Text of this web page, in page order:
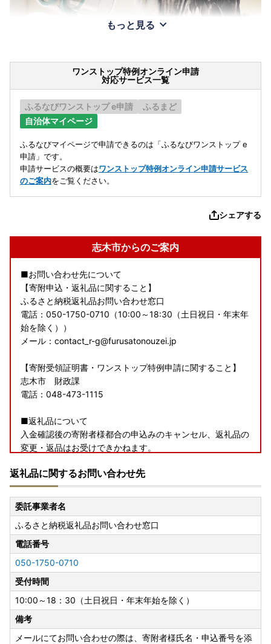
もっと見る
ワンストップ特例オンライン申請
対応サービス一覧
ふるなびワンストップ e申請
ふるまど
自治体マイページ
ふるなびマイページで申請できるのは「ふるなびワンストップ e
申請」です。
申請サービスの概要はワンストップ特例オンライン申請サービス
のご案内をご覧ください。
シェアする
志木市からのご案内
■お問い合わせ先について
【寄附申込・返礼品に関すること】
ふるさと納税返礼品お問い合わせ窓口
電話：050-1750-0710（10:00～18:30（土日祝日・年末年
始を除く））
メール：contact_r-g@furusatonouzei.jp
【寄附受領証明書・ワンストップ特例申請に関すること】
志木市 財政課
電話：048-473-1115
■返礼品について
入金確認後の寄附者様都合の申込みのキャンセル、返礼品の
変更・返品はお受けできかねます。
は寄附者様にて送料負担の上再送を承りますので、お問い合
わせくださいませ。
返礼品に関するお問い合わせ先
委託事業者名
ふるさと納税返礼品お問い合わせ窓口
電話番号
050-1750-0710
受付時間
10:00～18：30（土日祝日・年末年始を除く）
備考
メールにてお問い合わせの際は、寄附者様氏名・申込番号を添